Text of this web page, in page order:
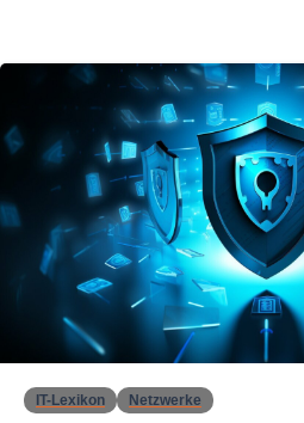
IT-Lexikon Netzwerke